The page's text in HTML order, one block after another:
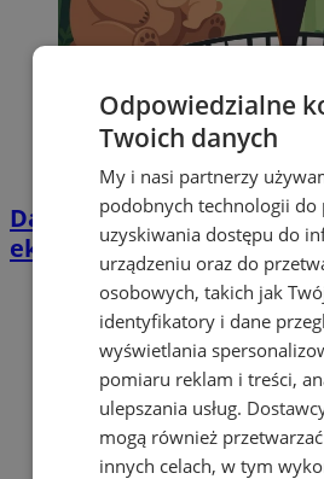
Darmowe wakacyjne kino
ekranie „Mój brat
Odpowiedzialne
Twoich danych
My i nasi partnerzy
podobnych technologii do
uzyskiwania dostępu do
urządzeniu oraz do
osobowych, takich jak
identyfikatory i dane
wyświetlania
pomiaru reklam i treści,
ulepszania usług.
mogą również
innych celach, w tym